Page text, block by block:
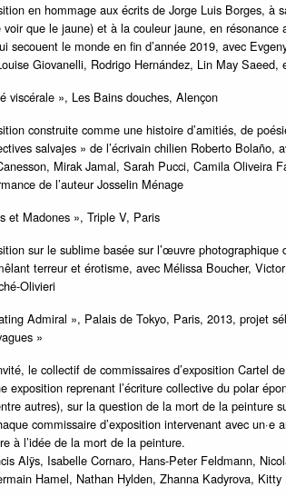
en hommage aux écrits de Jorge Luis Borges, à
que le jaune) et à la couleur jaune, en résonance
secouent le monde en fin d’année 2019, avec
Giovanelli, Rodrigo Hernández, Lin May Saeed,
viscérale », Les Bains douches, Alençon
construite comme une histoire d’amitiés, de
salvajes » de l’écrivain chilien Roberto Bolaño,
Mirak Jamal, Sarah Pucci, Camila Oliveira
de l’auteur Josselin Ménage
et Madones », Triple V, Paris
sur le sublime basée sur l’œuvre photographique
terreur et érotisme, avec Mélissa Boucher,
Olivieri
Admiral », Palais de Tokyo, Paris, 2013, projet
»
le collectif de commissaires d’exposition Cartel
exposition reprenant l’écriture collective du polar
autres), sur la question de la mort de la peinture
commissaire d’exposition intervenant avec un·e
à l’idée de la mort de la peinture.
Alÿs, Isabelle Cornaro, Hans-Peter Feldmann,
Hamel, Nathan Hylden, Zhanna Kadyrova,